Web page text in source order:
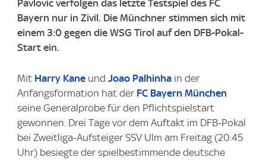
Pavlovic verfolgen das letzte Testspiel des FC
Bayern nur in Zivil. Die Münchner stimmen sich mit
einem 3:0 gegen die WSG Tirol auf den DFB-Pokal-
Start ein.
Mit Harry Kane und Joao Palhinha in der
Anfangsformation hat der FC Bayern München
seine Generalprobe für den Pflichtspielstart
gewonnen. Drei Tage vor dem Auftakt im DFB-Pokal
bei Zweitliga-Aufsteiger SSV Ulm am Freitag (20.45
Uhr) besiegte der spielbestimmende deutsche